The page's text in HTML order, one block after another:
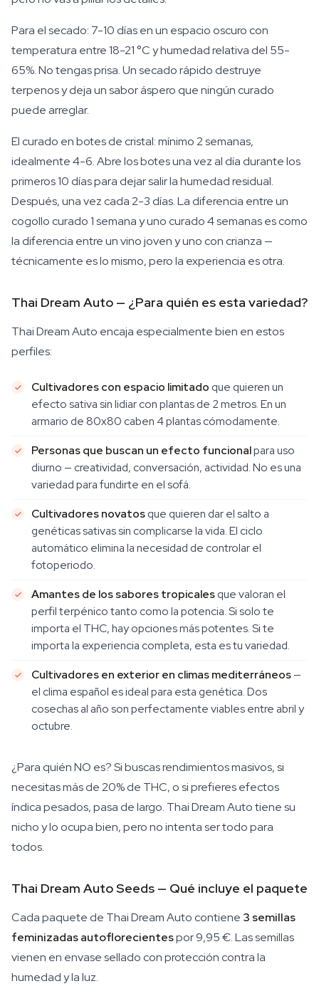
Para el secado: 7-10 días en un espacio oscuro con
temperatura entre 18-21 °C y humedad relativa del 55-
65%. No tengas prisa. Un secado rápido destruye
terpenos y deja un sabor áspero que ningún curado
puede arreglar.
El curado en botes de cristal: mínimo 2 semanas,
idealmente 4-6. Abre los botes una vez al día durante los
primeros 10 días para dejar salir la humedad residual.
Después, una vez cada 2-3 días. La diferencia entre un
cogollo curado 1 semana y uno curado 4 semanas es como
la diferencia entre un vino joven y uno con crianza —
técnicamente es lo mismo, pero la experiencia es otra.
Thai Dream Auto — ¿Para quién es esta variedad?
Thai Dream Auto encaja especialmente bien en estos
perfiles:
Cultivadores con espacio limitado que quieren un
efecto sativa sin lidiar con plantas de 2 metros. En un
armario de 80x80 caben 4 plantas cómodamente.
Personas que buscan un efecto funcionalpara uso
diurno — creatividad, conversación, actividad. No es una
variedad para fundirte en el sofá.
Cultivadores novatosque quieren dar el salto a
genéticas sativas sin complicarse la vida. El ciclo
automático elimina la necesidad de controlar el
fotoperiodo.
Amantes de los sabores tropicalesque valoran el
perfil terpénico tanto como la potencia. Si solo te
importa el THC, hay opciones más potentes. Si te
importa la experiencia completa, esta es tu variedad.
Cultivadores en exterior en climas mediterráneos—
el clima español es ideal para esta genética. Dos
cosechas al año son perfectamente viables entre abril y
octubre.
¿Para quién NO es? Si buscas rendimientos masivos, si
necesitas más de 20% de THC, o si prefieres efectos
índica pesados, pasa de largo. Thai Dream Auto tiene su
nicho y lo ocupa bien, pero no intenta ser todo para
todos.
Thai Dream Auto Seeds — Qué incluye el paquete
Cada paquete de Thai Dream Auto contiene 3 semillas
feminizadas autoflorecientespor 9,95 €. Las semillas
vienen en envase sellado con protección contra la
humedad y la luz.